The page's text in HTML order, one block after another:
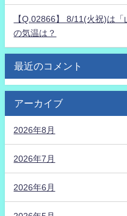
【Q.02866】 8/11(火祝)は
の気温は？
最近のコメント
アーカイブ
2026年8月
2026年7月
2026年6月